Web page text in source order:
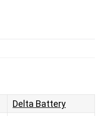
Delta Battery